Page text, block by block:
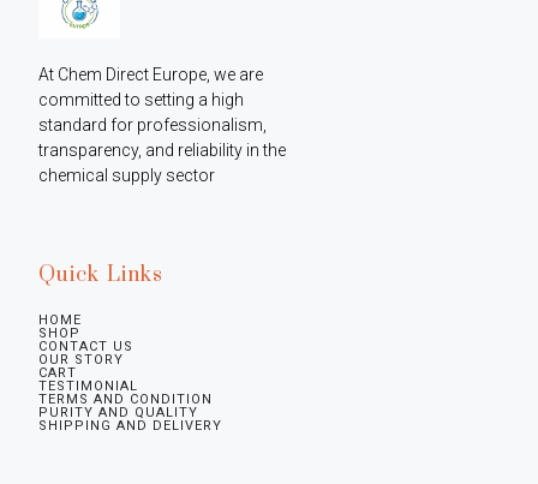
At Chem Direct Europe, we are
committed to setting a high
standard for professionalism,
transparency, and reliability in the
chemical supply sector
Quick Links
HOME
SHOP
CONTACT US
OUR STORY
CART
TESTIMONIAL
TERMS AND CONDITION
PURITY AND QUALITY
SHIPPING AND DELIVERY